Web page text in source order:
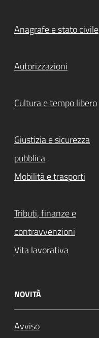
Anagrafe e stato civile
Autorizzazioni
Cultura e tempo libero
Giustizia e sicurezza
pubblica
Mobilità e trasporti
Tributi, finanze e
contravvenzioni
Vita lavorativa
NOVITÀ
Avviso